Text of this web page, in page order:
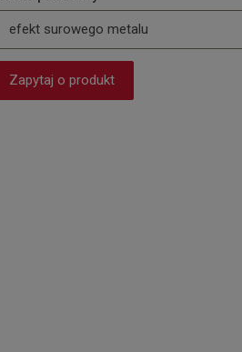
efekt surowego metalu
Zapytaj o produkt